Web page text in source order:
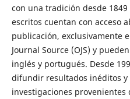
con una tradición desde
escritos cuentan con acceso
publicación, exclusivamente
Journal Source (OJS) y
inglés y portugués. Desde
difundir resultados inéditos
investigaciones